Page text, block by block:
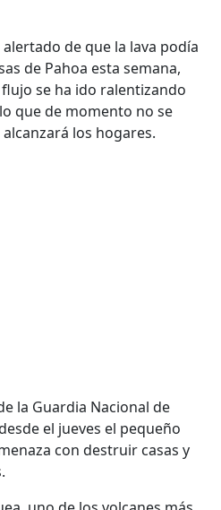
de que la lava podía
de Pahoa esta semana,
se ha ido ralentizando
que de momento no se
los hogares.
la Guardia Nacional de
el jueves el pequeño
con destruir casas y